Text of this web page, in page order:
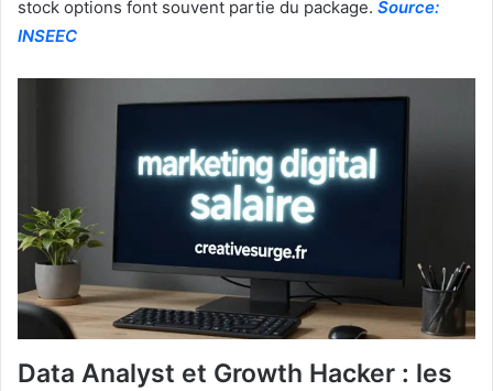
stock options font souvent partie du package. Source:
INSEEC
Data Analyst et Growth Hacker : les